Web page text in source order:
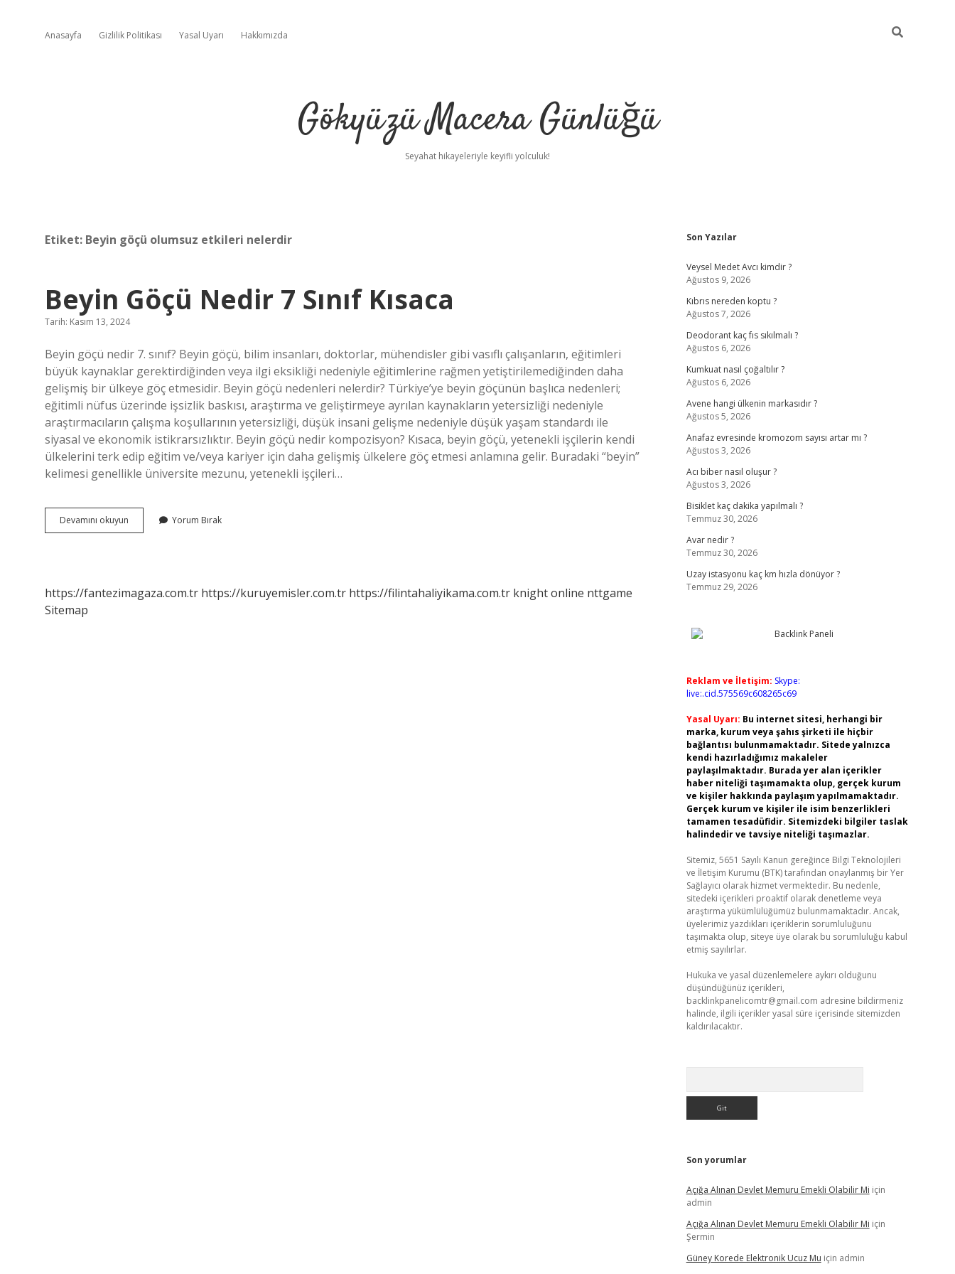
Anasayfa Gizlilik Politikası Yasal Uyarı Hakkımızda
Gökyüzü Macera Günlüğü
Seyahat hikayeleriyle keyifli yolculuk!
Etiket: Beyin göçü olumsuz etkileri nelerdir
Beyin Göçü Nedir 7 Sınıf Kısaca
Tarih: Kasım 13, 2024
Beyin göçü nedir 7. sınıf? Beyin göçü, bilim insanları, doktorlar, mühendisler gibi vasıflı çalışanların, eğitimleri
büyük kaynaklar gerektirdiğinden veya ilgi eksikliği nedeniyle eğitimlerine rağmen yetiştirilemediğinden daha
gelişmiş bir ülkeye göç etmesidir. Beyin göçü nedenleri nelerdir? Türkiye’ye beyin göçünün başlıca nedenleri;
eğitimli nüfus üzerinde işsizlik baskısı, araştırma ve geliştirmeye ayrılan kaynakların yetersizliği nedeniyle
araştırmacıların çalışma koşullarının yetersizliği, düşük insani gelişme nedeniyle düşük yaşam standardı ile
siyasal ve ekonomik istikrarsızlıktır. Beyin göçü nedir kompozisyon? Kısaca, beyin göçü, yetenekli işçilerin kendi
ülkelerini terk edip eğitim ve/veya kariyer için daha gelişmiş ülkelere göç etmesi anlamına gelir. Buradaki “beyin”
kelimesi genellikle üniversite mezunu, yetenekli işçileri…
Devamını okuyun
Göçü
Yorum Bırak
https://fantezimagaza.com.tr https://kuruyemisler.com.tr https://filintahaliyikama.com.tr knight online nttgame
Sitemap
Sidebar
Son Yazılar
Veysel Medet Avcı kimdir ?
Ağustos 9, 2026
Kıbrıs nereden koptu ?
Ağustos 7, 2026
Deodorant kaç fıs sıkılmalı ?
Ağustos 6, 2026
Kumkuat nasıl çoğaltılır ?
Ağustos 6, 2026
Avene hangi ülkenin markasıdır ?
Ağustos 5, 2026
Anafaz evresinde kromozom sayısı artar mı ?
Ağustos 3, 2026
Acı biber nasıl oluşur ?
Ağustos 3, 2026
Bisiklet kaç dakika yapılmalı ?
Temmuz 30, 2026
Avar nedir ?
Temmuz 30, 2026
Uzay istasyonu kaç km hızla dönüyor ?
Temmuz 29, 2026
Reklam ve İletişim: Skype:
live:.cid.575569c608265c69
Yasal Uyarı: Bu internet sitesi, herhangi bir
marka, kurum veya şahıs şirketi ile hiçbir
bağlantısı bulunmamaktadır. Sitede yalnızca
kendi hazırladığımız makaleler
paylaşılmaktadır. Burada yer alan içerikler
haber niteliği taşımamakta olup, gerçek kurum
ve kişiler hakkında paylaşım yapılmamaktadır.
Gerçek kurum ve kişiler ile isim benzerlikleri
tamamen tesadüfidir. Sitemizdeki bilgiler taslak
halindedir ve tavsiye niteliği taşımazlar.
Sitemiz, 5651 Sayılı Kanun gereğince Bilgi Teknolojileri
ve İletişim Kurumu (BTK) tarafından onaylanmış bir Yer
Sağlayıcı olarak hizmet vermektedir. Bu nedenle,
sitedeki içerikleri proaktif olarak denetleme veya
araştırma yükümlülüğümüz bulunmamaktadır. Ancak,
üyelerimiz yazdıkları içeriklerin sorumluluğunu
taşımakta olup, siteye üye olarak bu sorumluluğu kabul
etmiş sayılırlar.
Hukuka ve yasal düzenlemelere aykırı olduğunu
düşündüğünüz içerikleri,
backlinkpanelicomtr@gmail.com adresine bildirmeniz
halinde, ilgili içerikler yasal süre içerisinde sitemizden
kaldırılacaktır.
Son yorumlar
Açığa Alınan Devlet Memuru Emekli Olabilir Mi için
admin
Açığa Alınan Devlet Memuru Emekli Olabilir Mi için
Şermin
Güney Korede Elektronik Ucuz Mu için admin